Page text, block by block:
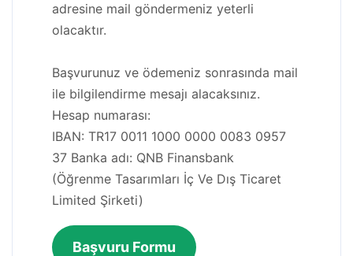
adresine mail göndermeniz yeterli
olacaktır.
Başvurunuz ve ödemeniz sonrasında mail
ile bilgilendirme mesajı alacaksınız.
Hesap numarası:
IBAN: TR17 0011 1000 0000 0083 0957
37 Banka adı: QNB Finansbank
(Öğrenme Tasarımları İç Ve Dış Ticaret
Limited Şirketi)
Başvuru Formu